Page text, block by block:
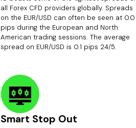
all Forex CFD providers globally. Spreads
on the EUR/USD can often be seen at 0.0
pips during the European and North
American trading sessions. The average
spread on EUR/USD is 0.1 pips 24/5.
Smart Stop Out